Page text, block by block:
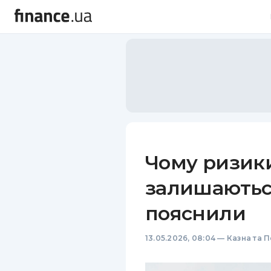
Чому
пояснили
13.05.2026, 08:04 — Казна та